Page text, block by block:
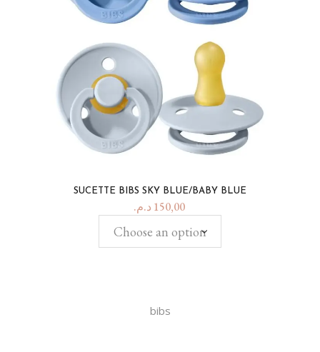
SUCETTE BIBS SKY BLUE/BABY BLUE
150,00 د.م.
Choose an option
bibs